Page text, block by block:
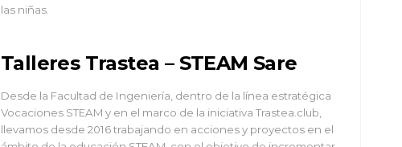
las niñas.
Talleres Trastea – STEAM Sare
Desde la Facultad de Ingeniería, dentro de la línea estratégica
Vocaciones STEAM y en el marco de la iniciativa Trastea.club,
llevamos desde 2016 trabajando en acciones y proyectos en el